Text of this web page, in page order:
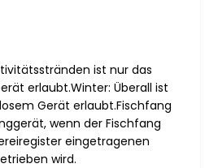
ist nur das
erlaubt.Winter: Überall ist
Gerät erlaubt.Fischfang
wenn der Fischfang
eingetragenen
wird.